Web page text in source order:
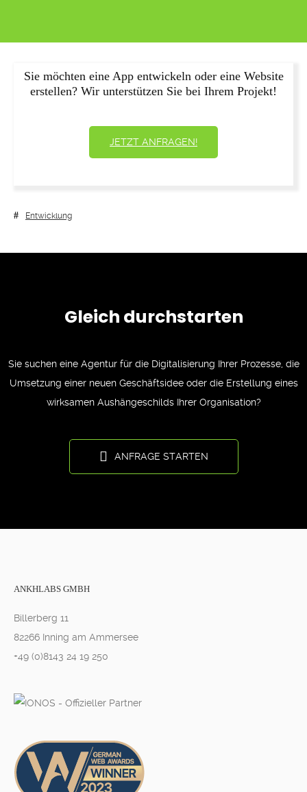
Sie möchten eine App entwickeln oder eine Website
erstellen? Wir unterstützen Sie bei Ihrem Projekt!
JETZT ANFRAGEN!
Entwicklung
Gleich durchstarten
Sie suchen eine Agentur für die Digitalisierung Ihrer Prozesse, die
Umsetzung einer neuen Geschäftsidee oder die Erstellung eines
wirksamen Aushängeschilds Ihrer Organisation?
ANFRAGE STARTEN
ANKHLABS GMBH
Billerberg 11
82266 Inning am Ammersee
+49 (0)8143 24 19 250